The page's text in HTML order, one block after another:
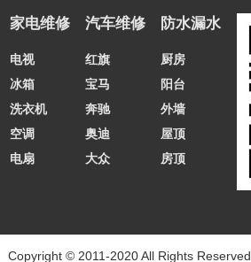
家电维修
电视
冰箱
洗衣机
空调
电扇
汽车维修
红旗
宝马
奔驰
奥迪
大众
防水漏水
厨房
阳台
外墙
屋顶
房顶
Copyright © 2011-2020 All Rights Reserved